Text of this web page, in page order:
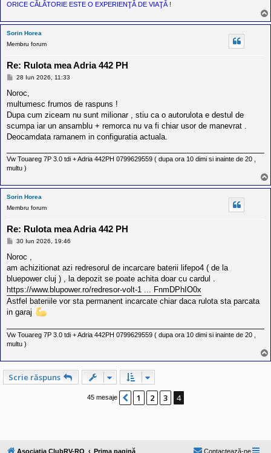
ORICE CĂLĂTORIE ESTE O EXPERIENŢĂ DE VIAŢĂ !
Sorin Horea
Membru forum
Re: Rulota mea Adria 442 PH
M
s
j
28 Iun 2026, 11:33
Noroc,
multumesc frumos de raspuns !
Dupa cum ziceam nu sunt milionar , stiu ca o autorulota e destul de
scumpa iar un ansamblu + remorca nu va fi chiar usor de manevrat .
Deocamdata ramanem in configuratia actuala.
Vw Touareg 7P 3.0 tdi + Adria 442PH 0799629559 ( dupa ora 10 dimi si inainte de 20 ,
multu )
Sorin Horea
Membru forum
Re: Rulota mea Adria 442 PH
M
s
j
30 Iun 2026, 19:46
Noroc ,
am achizitionat azi redresorul de incarcare baterii lifepo4 ( de la
bluepower cluj ) , la depozit se poate achita doar cu cardul .
https://www.blupower.ro/redresor-volt-1 ... FnmDPhIO0x
Astfel bateriile vor sta permanent incarcate chiar daca rulota sta parcata
in garaj
Vw Touareg 7P 3.0 tdi + Adria 442PH 0799629559 ( dupa ora 10 dimi si inainte de 20 ,
multu )
Scrie răspuns
45 mesaje Anterior
1 2 3 4
Asociatia ClubRV-RO Prima pagină Contactează-ne